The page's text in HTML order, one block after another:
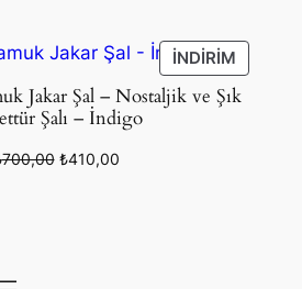
₺490,00.
İNDIRIM
ÜRÜN
Jakar Şal – Nostaljik ve Şık
Şalı – İndigo
700,00 Orijinal
₺410,00Şu